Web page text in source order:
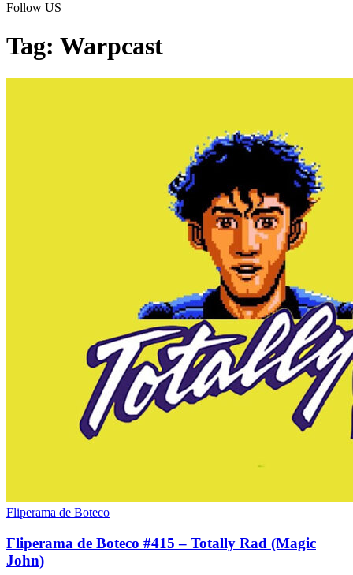
Follow US
Tag: Warpcast
Fliperama de Boteco
Fliperama de Boteco #415 – Totally Rad (Magic
John)